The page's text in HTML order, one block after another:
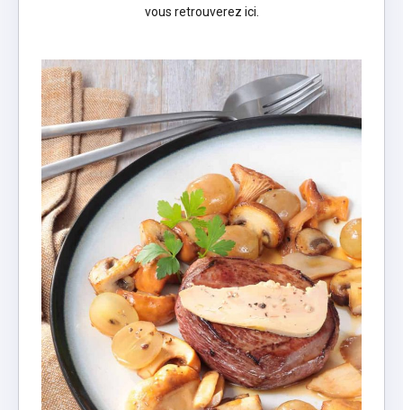
vous retrouverez ici